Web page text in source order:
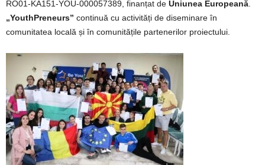
RO01-KA151-YOU-000057389, finanțat de Uniunea Europeană.
„YouthPreneurs” continuă cu activități de diseminare în
comunitatea locală și în comunitățile partenerilor proiectului.